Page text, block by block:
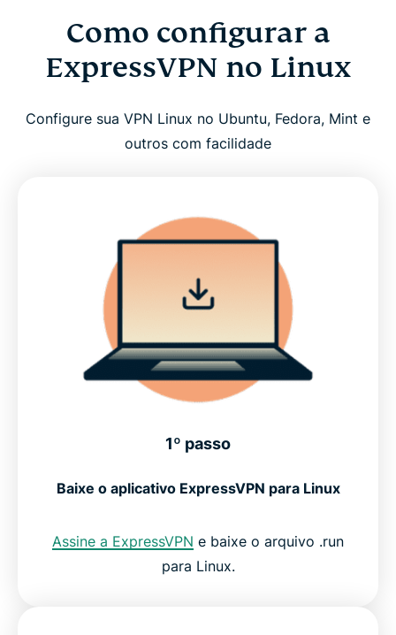
Como configurar a
ExpressVPN no Linux
Configure sua VPN Linux no Ubuntu, Fedora, Mint e
outros com facilidade
1º passo
Baixe o aplicativo ExpressVPN para Linux
Assine a ExpressVPN e baixe o arquivo .run
para Linux.